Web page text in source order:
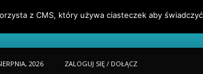
O Mnie Jak Czytać Portal Blog
2026 ZALOGUJ SIĘ / DOŁĄCZ
z CMS, który używa ciasteczek aby